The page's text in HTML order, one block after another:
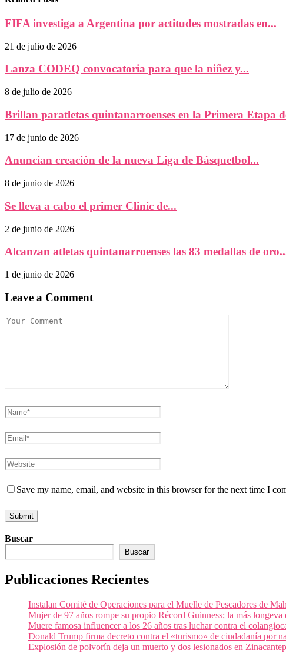
FIFA investiga a Argentina por actitudes mostradas en...
21 de julio de 2026
Lanza CODEQ convocatoria para que la niñez y...
8 de julio de 2026
Brillan paratletas quintanarroenses en la Primera Etapa
17 de junio de 2026
Anuncian creación de la nueva Liga de Básquetbol...
8 de junio de 2026
Se lleva a cabo el primer Clinic de...
2 de junio de 2026
Alcanzan atletas quintanarroenses las 83 medallas de
1 de junio de 2026
Leave a Comment
Save my name, email, and website in this browser for the next time I
Buscar
Buscar
Publicaciones Recientes
Instalan Comité de Operaciones para el Muelle de Pescadores de
Mujer de 97 años rompe su propio Récord Guinness; la más
Muere famosa influencer a los 26 años tras luchar contra el
Donald Trump firma decreto contra el «turismo» de ciudadanía por
Explosión de polvorín deja un muerto y dos lesionados en